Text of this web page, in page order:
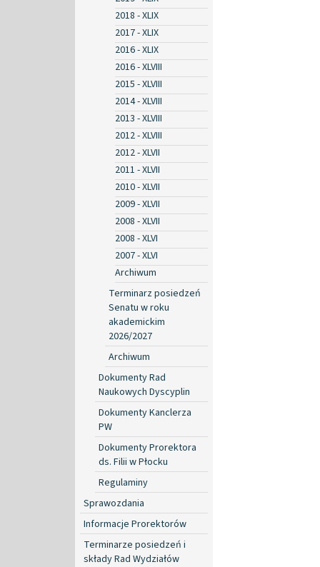
2018 - XLIX
2017 - XLIX
2016 - XLIX
2016 - XLVIII
2015 - XLVIII
2014 - XLVIII
2013 - XLVIII
2012 - XLVIII
2012 - XLVII
2011 - XLVII
2010 - XLVII
2009 - XLVII
2008 - XLVII
2008 - XLVI
2007 - XLVI
Archiwum
Terminarz posiedzeń
Senatu w roku
akademickim
2026/2027
Archiwum
Dokumenty Rad
Naukowych Dyscyplin
Dokumenty Kanclerza
PW
Dokumenty Prorektora
ds. Filii w Płocku
Regulaminy
Sprawozdania
Informacje Prorektorów
Terminarze posiedzeń i
składy Rad Wydziałów